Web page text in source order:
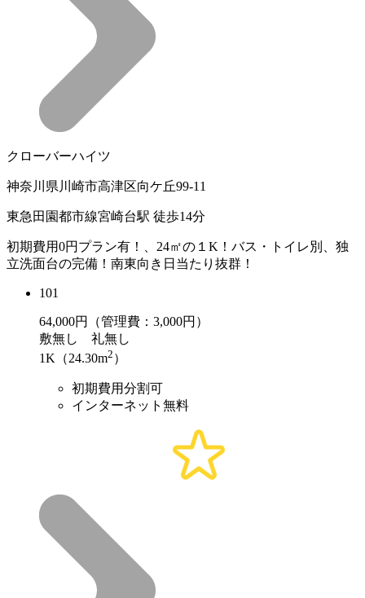
クローバーハイツ
神奈川県川崎市高津区向ケ丘99-11
東急田園都市線宮崎台駅 徒歩14分
初期費用0円プラン有！、24㎡の１K！バス・トイレ別、独
立洗面台の完備！南東向き日当たり抜群！
101
64,000円（管理費：3,000円）
敷無し 礼無し
1K（24.30m2 ）
初期費用分割可
インターネット無料